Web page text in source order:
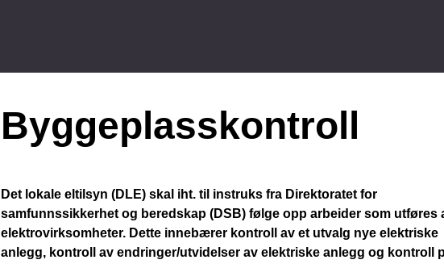
Byggeplass­kontroll
Det lokale eltilsyn (DLE) skal iht. til instruks fra Direktoratet for
samfunnssikkerhet og beredskap (DSB) følge opp arbeider som utføres
elektrovirksomheter. Dette innebærer kontroll av et utvalg nye elektriske
anlegg, kontroll av endringer/utvidelser av elektriske anlegg og kontroll